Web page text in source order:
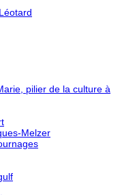
pilier de la culture à
Melzer